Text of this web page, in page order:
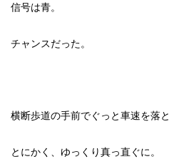
信号は青。
チャンスだった。
横断歩道の手前でぐっと車速を落
とにかく、ゆっくり真っ直ぐに。